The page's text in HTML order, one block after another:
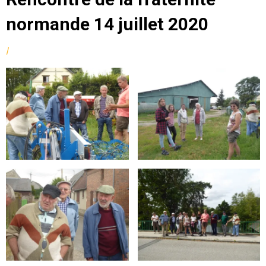
normande 14 juillet 2020
by
fmcsc
|Posted
on
18/07/2020